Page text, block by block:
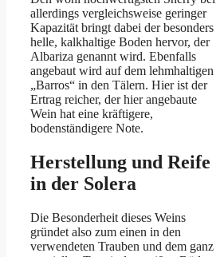
allerdings vergleichsweise geringer
Kapazität bringt dabei der besonders
helle, kalkhaltige Boden hervor, der
Albariza genannt wird. Ebenfalls
angebaut wird auf dem lehmhaltigen
„Barros“ in den Tälern. Hier ist der
Ertrag reicher, der hier angebaute
Wein hat eine kräftigere,
bodenständigere Note.
Herstellung und Reife
in der Solera
Die Besonderheit dieses Weins
gründet also zum einen in den
verwendeten Trauben und dem ganz